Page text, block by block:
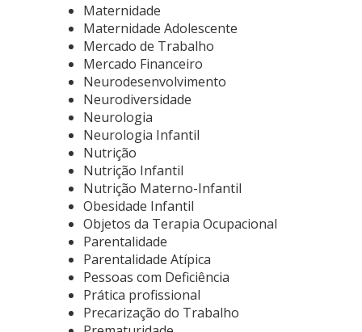
Maternidade
Maternidade Adolescente
Mercado de Trabalho
Mercado Financeiro
Neurodesenvolvimento
Neurodiversidade
Neurologia
Neurologia Infantil
Nutrição
Nutrição Infantil
Nutrição Materno-Infantil
Obesidade Infantil
Objetos da Terapia Ocupacional
Parentalidade
Parentalidade Atípica
Pessoas com Deficiência
Prática profissional
Precarização do Trabalho